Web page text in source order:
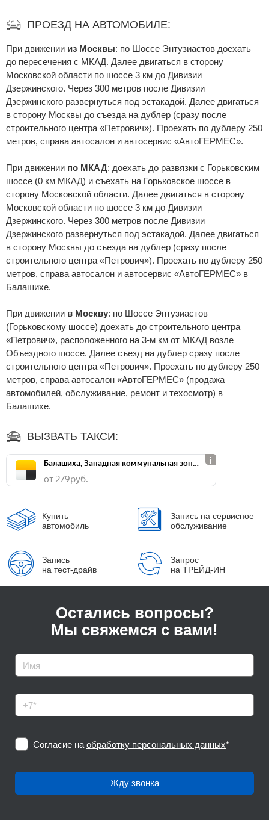
ПРОЕЗД НА АВТОМОБИЛЕ:
При движении из Москвы: по Шоссе Энтузиастов доехать
до пересечения с МКАД. Далее двигаться в сторону
Московской области по шоссе 3 км до Дивизии
Дзержинского. Через 300 метров после Дивизии
Дзержинского развернуться под эстакадой. Далее двигаться
в сторону Москвы до съезда на дублер (сразу после
строительного центра «Петрович»). Проехать по дублеру 250
метров, справа автосалон и автосервис «АвтоГЕРМЕС».
При движении по МКАД: доехать до развязки с Горьковским
шоссе (0 км МКАД) и съехать на Горьковское шоссе в
сторону Московской области. Далее двигаться в сторону
Московской области по шоссе 3 км до Дивизии
Дзержинского. Через 300 метров после Дивизии
Дзержинского развернуться под эстакадой. Далее двигаться
в сторону Москвы до съезда на дублер (сразу после
строительного центра «Петрович»). Проехать по дублеру 250
метров, справа автосалон и автосервис «АвтоГЕРМЕС» в
Балашихе.
При движении в Москву: по Шоссе Энтузиастов
(Горьковскому шоссе) доехать до строительного центра
«Петрович», расположенного на 3-м км от МКАД возле
Объездного шоссе. Далее съезд на дублер сразу после
строительного центра «Петрович». Проехать по дублеру 250
метров, справа автосалон «АвтоГЕРМЕС» (продажа
автомобилей, обслуживание, ремонт и техосмотр) в
Балашихе.
ВЫЗВАТЬ ТАКСИ:
Балашиха, Западная коммунальная зона, ш. Энтузиастов, д. 12А
от 279 руб.
Купить
автомобиль
Запись на сервисное
обслуживание
Запись
на тест-драйв
Запрос
на ТРЕЙД-ИН
Остались вопросы?
Мы свяжемся с вами!
Согласие на обработку персональных данных*